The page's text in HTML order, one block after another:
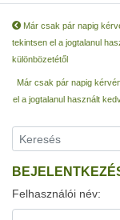
Már csak pár napig
tekintsen el a jogtalanul
különbözetétől
Már csak pár napig
el a jogtalanul használt
Felhasználói név: